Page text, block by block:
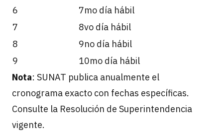
6
7mo día hábil
7
8vo día hábil
8
9no día hábil
9
10mo día hábil
Nota: SUNAT publica anualmente el
cronograma exacto con fechas específicas.
Consulte la Resolución de Superintendencia
vigente.